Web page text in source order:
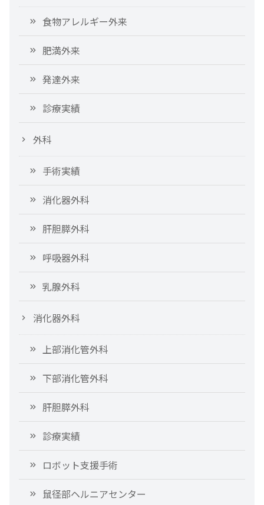
食物アレルギー外来
肥満外来
発達外来
診療実績
外科
手術実績
消化器外科
肝胆膵外科
呼吸器外科
乳腺外科
消化器外科
上部消化管外科
下部消化管外科
肝胆膵外科
診療実績
ロボット支援手術
鼠径部ヘルニアセンター